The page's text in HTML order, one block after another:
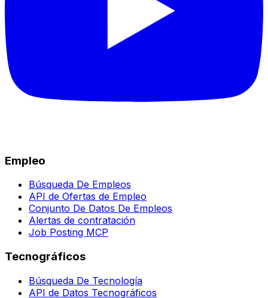
Empleo
Búsqueda De Empleos
API de Ofertas de Empleo
Conjunto De Datos De Empleos
Alertas de contratación
Job Posting MCP
Tecnográficos
Búsqueda De Tecnología
API de Datos Tecnográficos